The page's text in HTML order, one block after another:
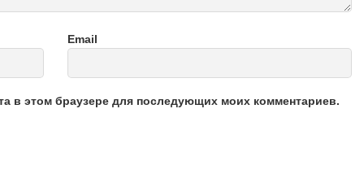
Email
в этом браузере для последующих моих комментариев.